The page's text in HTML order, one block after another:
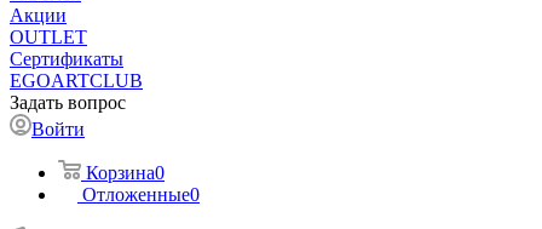
Акции
OUTLET
Сертификаты
EGOARTCLUB
Задать вопрос
Войти
Корзина0
Отложенные0